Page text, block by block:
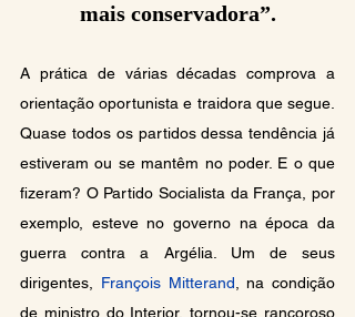
mais conservadora”.
A prática de várias décadas comprova a
orientação oportunista e traidora que segue.
Quase todos os partidos dessa tendência já
estiveram ou se mantêm no poder. E o que
fizeram? O Partido Socialista da França, por
exemplo, esteve no governo na época da
guerra contra a Argélia. Um de seus
dirigentes, François Mitterand , na condição
de ministro do Interior, tornou-se rancoroso